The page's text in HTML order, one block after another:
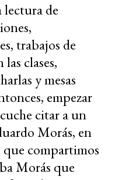
lectura de
trabajos de
clases,
y mesas
empezar
citar a un
Morás, en
compartimos
Morás que